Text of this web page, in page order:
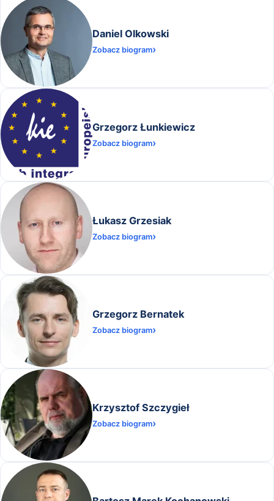
Daniel Olkowski
Zobacz biogram
Grzegorz Łunkiewicz
Zobacz biogram
Łukasz Grzesiak
Zobacz biogram
Grzegorz Bernatek
Zobacz biogram
Krzysztof Szczygieł
Zobacz biogram